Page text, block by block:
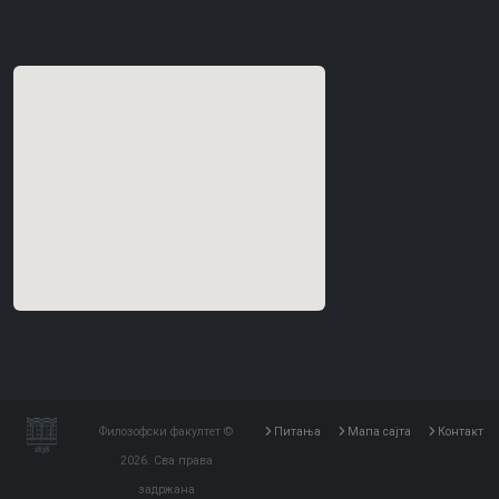
Филозофски факултет ©
2026. Сва права
задржана
Питања Мапа сајта Контакт